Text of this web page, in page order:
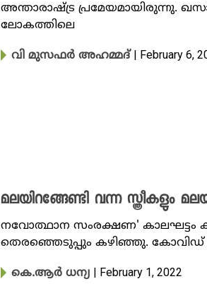
അന്താരാഷ്ട്ര പ്രമേയമായിരുന്നു.
ലോകത്തിലെ
വി മുസഫർ അഹമ്മദ് | February 6,
മലയിറങ്ങേണ്ടി വന്ന സ്ത്രീകളും
നവോത്ഥാന സംരക്ഷണ' കാലഘട്ടം
തെരഞ്ഞെടുപ്പും കഴിഞ്ഞു.
കെ.ആർ ധന്യ | February 1, 2022